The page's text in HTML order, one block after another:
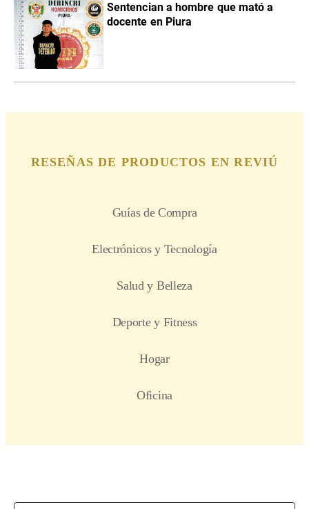
Sentencian a hombre que mató a
docente en Piura